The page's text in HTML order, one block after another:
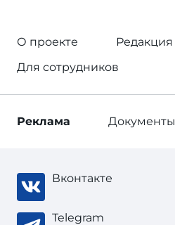
О проекте
Редакция
Для сотрудников
Реклама Документы
Вконтакте
Telegram